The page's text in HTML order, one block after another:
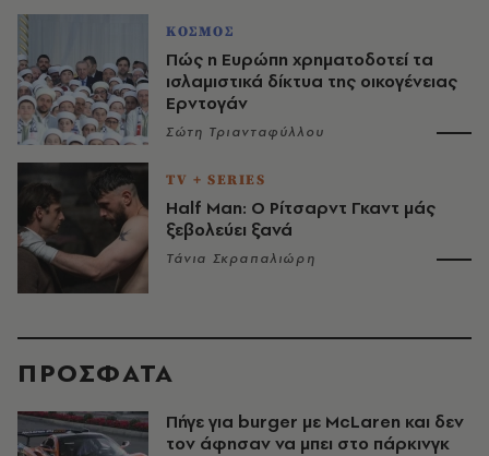
ΚΟΣΜΟΣ
Πώς η Ευρώπη χρηματοδοτεί τα
ισλαμιστικά δίκτυα της οικογένειας
Ερντογάν
Σώτη Τριανταφύλλου
TV + SERIES
Half Man: Ο Ρίτσαρντ Γκαντ μάς
ξεβολεύει ξανά
Τάνια Σκραπαλιώρη
ΠΡΟΣΦΑΤΑ
Πήγε για burger με McLaren και δεν
τον άφησαν να μπει στο πάρκινγκ